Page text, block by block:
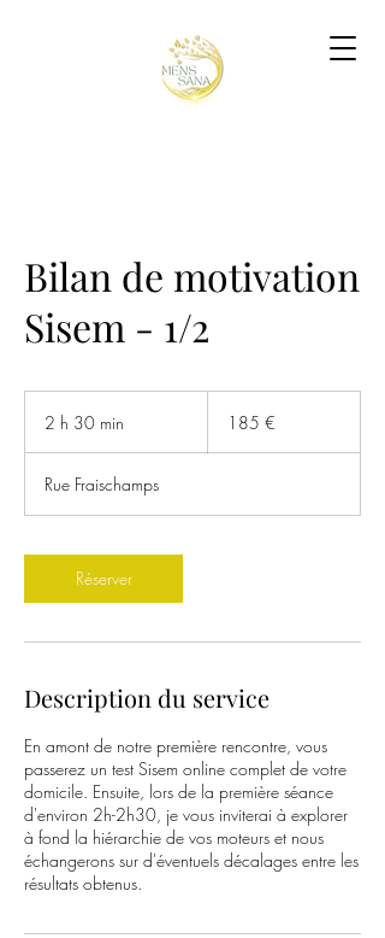
Bilan de motivation
Sisem - 1/2
2 h 30 min
0
m
n
185 €
Rue Fraischamps
Réserver
Description du service
En amont de notre première rencontre, vous
passerez un test Sisem online complet de votre
domicile. Ensuite, lors de la première séance
d'environ 2h-2h30, je vous inviterai à explorer
à fond la hiérarchie de vos moteurs et nous
échangerons sur d'éventuels décalages entre les
résultats obtenus.